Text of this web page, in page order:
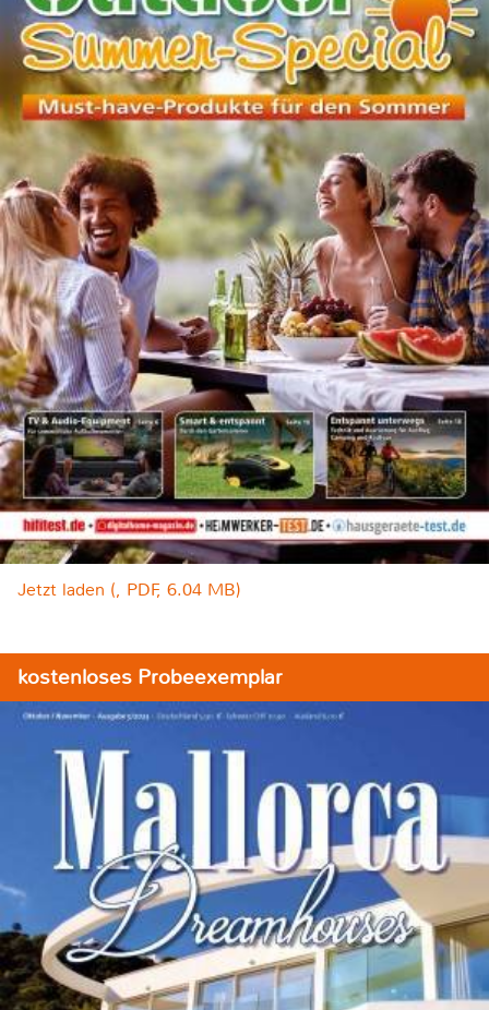
Jetzt laden (, PDF, 6.04 MB)
kostenloses Probeexemplar